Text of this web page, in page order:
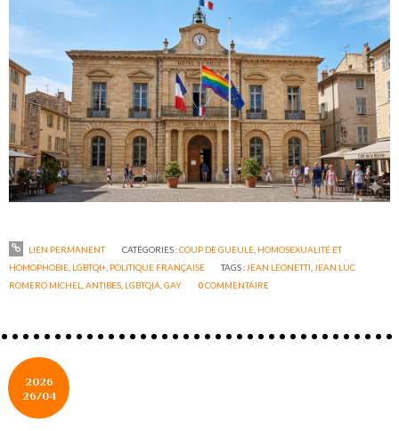
LIEN PERMANENT CATÉGORIES :COUP DE GUEULE, HOMOSEXUALITÉ ET
HOMOPHOBIE LGBTQI+ POLITIQUE FRANÇAISE TAGS : JEAN LEONETTI JEAN LUC
ROMERO MICHEL ,ANTIBES LGBTQIA ,GAY 0COMMENTAIRE
2026
26/04